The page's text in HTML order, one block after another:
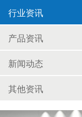
行业资讯
产品资讯
新闻动态
其他资讯